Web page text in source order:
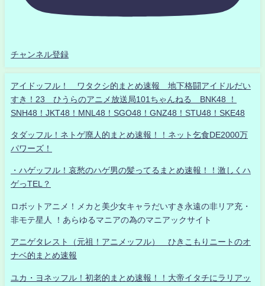
チャンネル登録
アイドッフル！ ワタクシ的まとめ速報 地下格闘アイドルだい
すき！23 ひうらのアニメ放送局101ちゃんねる BNK48 ！
SNH48！JKT48！MNL48！SGO48！GNZ48！STU48！SKE48
タダッフル！ネトゲ廃人的まとめ速報！！ネット乞食DE2000万
パワーズ！
・ハゲッフル！哀愁のハゲ男の髪ってるまとめ速報！！激しくハ
ゲっTEL？
ロボットアニメ！メカと美少女キャラだいすき永遠の非リア充・
非モテ星人 ！あらゆるマニアの為のマニアックサイト
アニゲタレスト（元祖！アニメッフル） ひきこもりニートのオ
ナベ的まとめ速報
ユカ・ヨネッフル！初老的まとめ速報！！大帝イタチにラリアッ